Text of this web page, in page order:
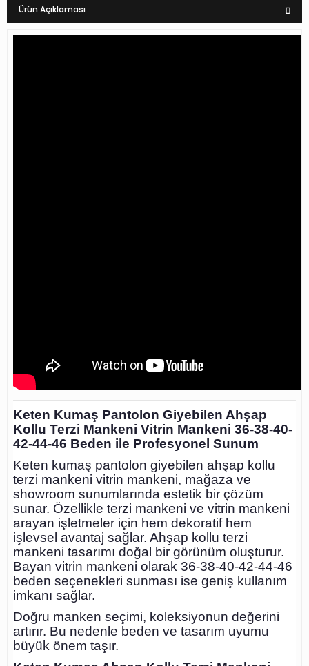
Ürün Açıklaması
Keten Kumaş Pantolon Giyebilen Ahşap
Kollu Terzi Mankeni Vitrin Mankeni 36-38-40-
42-44-46 Beden ile Profesyonel Sunum
Keten kumaş pantolon giyebilen ahşap kollu
terzi mankeni vitrin mankeni, mağaza ve
showroom sunumlarında estetik bir çözüm
sunar. Özellikle terzi mankeni ve vitrin mankeni
arayan işletmeler için hem dekoratif hem
işlevsel avantaj sağlar. Ahşap kollu terzi
mankeni tasarımı doğal bir görünüm oluşturur.
Bayan vitrin mankeni olarak 36-38-40-42-44-46
beden seçenekleri sunması ise geniş kullanım
imkanı sağlar.
Doğru manken seçimi, koleksiyonun değerini
artırır. Bu nedenle beden ve tasarım uyumu
büyük önem taşır.